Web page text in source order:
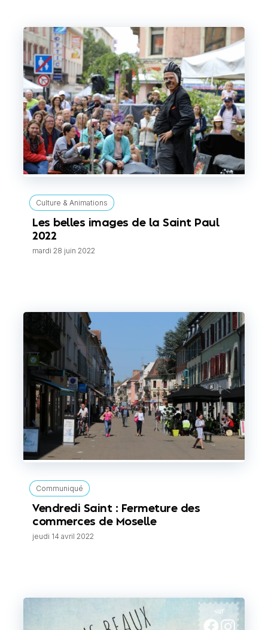
Culture & Animations
Les belles images de la Saint Paul
2022
mardi 28 juin 2022
Communiqué
Vendredi Saint : Fermeture des
commerces de Moselle
jeudi 14 avril 2022